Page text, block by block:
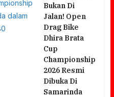
Bukan Di
Jalan! Open
Drag Bike
Dhira Brata
Cup
Championship
2026 Resmi
Dibuka Di
Samarinda